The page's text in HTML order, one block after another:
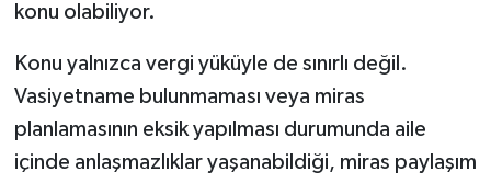
konu olabiliyor.
Konu yalnızca vergi yüküyle de sınırlı değil.
Vasiyetname bulunmaması veya miras
planlamasının eksik yapılması durumunda aile
içinde anlaşmazlıklar yaşanabildiği, miras paylaşım